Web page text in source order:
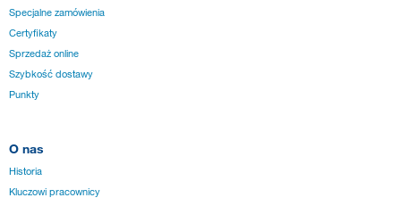
Specjalne zamówienia
Certyfikaty
Sprzedaż online
Szybkość dostawy
Punkty
O nas
Historia
Kluczowi pracownicy